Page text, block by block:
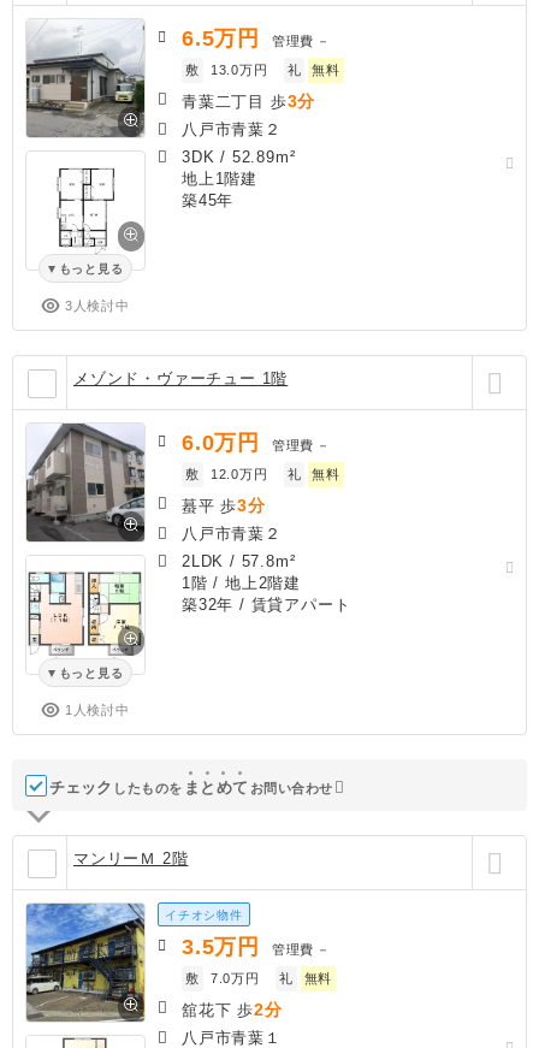
もっと見る
3人検討中
6.5万円 管理費 －
敷
13.0万円 礼 無料
青葉二丁目 歩3分
八戸市青葉２
3DK / 52.89m²
地上1階建
築45年
メゾンド・ヴァーチュー 1階
もっと見る
1人検討中
6.0万円 管理費 －
敷
12.0万円 礼 無料
蟇平 歩3分
八戸市青葉２
2LDK / 57.8m²
1階 / 地上2階建
築32年 / 賃貸アパート
チェック したものを ま と めて お問い合わせ
マンリーＭ 2階
イチオシ物件
3.5万円 管理費 －
敷
7.0万円 礼 無料
舘花下 歩2分
八戸市青葉１